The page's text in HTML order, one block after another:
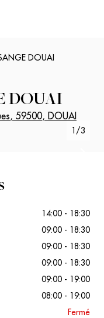
DOUAI
DOUAI
, 59500, DOUAI
1 /3
14:00 - 18:30
09:00 - 18:30
09:00 - 18:30
09:00 - 18:30
09:00 - 19:00
08:00 - 19:00
Fermé